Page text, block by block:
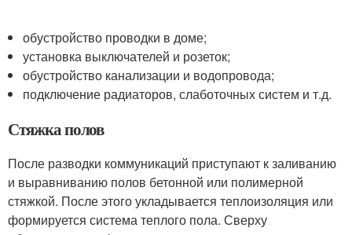
обустройство проводки в доме;
установка выключателей и розеток;
обустройство канализации и водопровода;
подключение радиаторов, слаботочных систем и т.д.
Стяжка полов
После разводки коммуникаций приступают к заливанию
и выравниванию полов бетонной или полимерной
стяжкой. После этого укладывается теплоизоляция или
формируется система теплого пола. Сверху